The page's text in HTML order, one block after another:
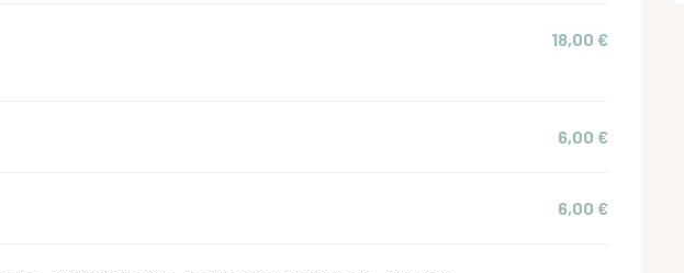
18,00 €
6,00 €
6,00 €